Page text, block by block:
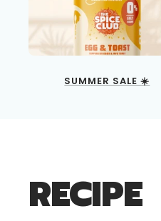
SUMMER SALE ☀️
RECIPE